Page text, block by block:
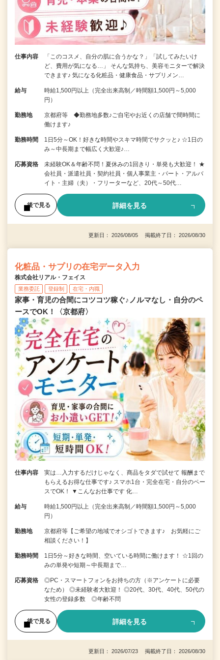
仕事内容
「このコスメ、自分の肌に合うかな？」「試してみたいけ
ど、費用が気になる…」 そんな気持ち、美容モニターで解決
できます♪ 気になる化粧品・健康食品・サプリメン…
給与
時給1,500円以上（完全出来高制／時間額1,500円～5,000
円）
勤務地
京都府等 ◆勤務地多数♪ご自宅やお近くの店舗で間時間に
働けます♪
勤務時間
1日5分～OK！好きな時間やスキマ時間でサクッと♪ ☆1日の
み～中長期まで幅広く大歓迎♪…
応募資格
未経験OK＆年齢不問！夏休みの1回きり・単発も大歓迎！ ★
会社員・派遣社員・契約社員・個人事業主・パート・アルバ
イト・主婦（夫）・フリーターなど、20代～50代…
後で見る 詳細を見る
更新日： 2026/08/05 掲載終了日： 2026/08/30
化粧品・サプリの在宅データ入力
株式会社リアル・フェイス
業務委託 登録制 在宅・内職
家事・育児の合間にコツコツ稼ぐ♪ノルマなし・自分のペ
ースでOK！〈京都府〉
仕事内容
実は…入力するだけじゃなく、商品をタダで試せて 報酬まで
もらえるお得な仕事です♪ スマホ1台・完全在宅・自分のペー
スでOK！ ▼こんなお仕事です 化…
給与
時給1,500円以上（完全出来高制／時間額1,500円～5,000
円）
勤務地
京都府等【ご希望の地域でオシゴトできます♪ お気軽にご
相談ください！】
勤務時間
1日5分～好きな時間、空いている時間に働けます！ ☆1回の
みの単発や短期～中長期まで…
応募資格
◎PC・スマートフォンをお持ちの方（※アンケートに必要
なため） ◎未経験者大歓迎！ ◎20代、30代、40代、50代の
女性の登録多数 ◎年齢不問
後で見る 詳細を見る
更新日： 2026/07/23 掲載終了日： 2026/08/30